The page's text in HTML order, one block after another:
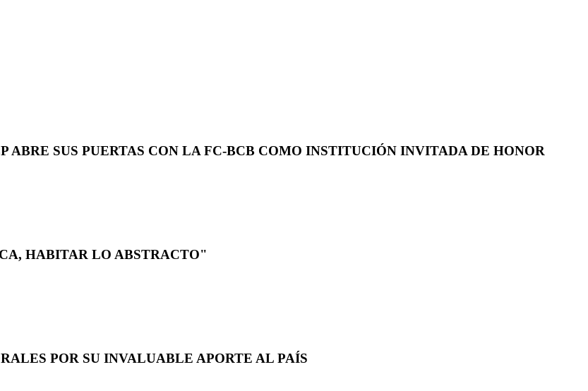
SUS PUERTAS CON LA FC-BCB COMO INSTITUCIÓN INVITADA DE HONOR
HABITAR LO ABSTRACTO"
POR SU INVALUABLE APORTE AL PAÍS